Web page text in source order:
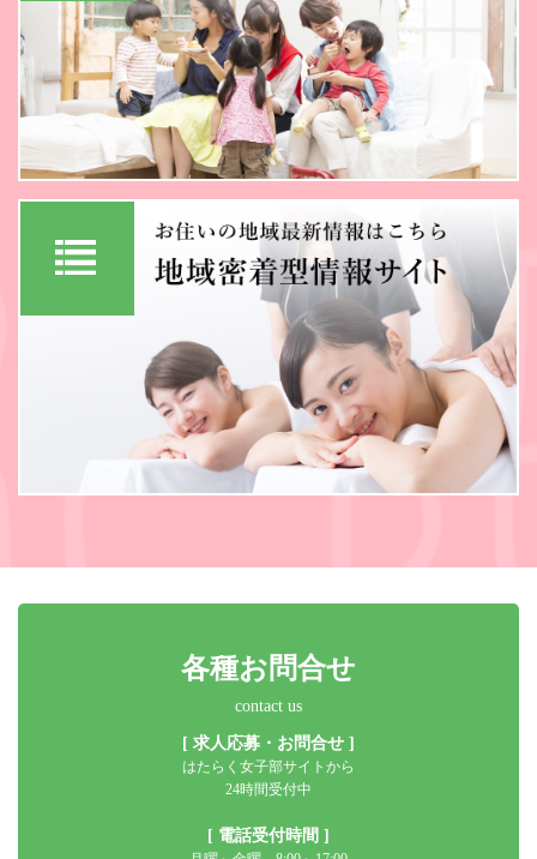
各種お問合せ
contact us
[ 求人応募・お問合せ ]
はたらく女子部サイトから
24時間受付中
[ 電話受付時間 ]